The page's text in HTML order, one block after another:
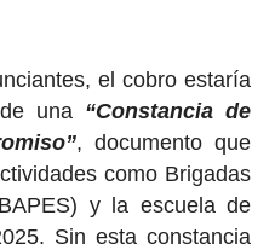
el cobro estaría
una “Constancia de
, documento que
como Brigadas
y la escuela de
Sin esta constancia